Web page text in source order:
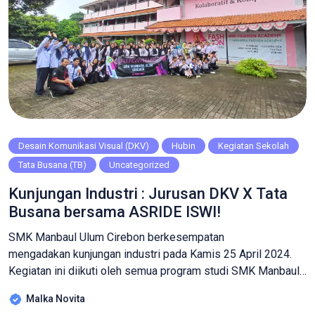
Desain Komunikasi Visual (DKV) Hubin
Kegiatan Sekolah
Tata Busana (TB)
Uncategorized
Kunjungan Industri : Jurusan DKV X Tata
Busana bersama ASRIDE ISWI!
SMK Manbaul Ulum Cirebon berkesempatan
mengadakan kunjungan industri pada Kamis 25 April 2024.
Kegiatan ini diikuti oleh semua program studi SMK Manbaul
outdoor study. Lokasi kunjungan industri bagi siswa/i DKV
Malka Novita